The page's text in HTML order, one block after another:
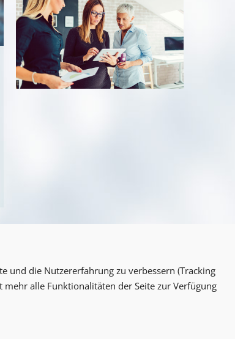
und die Nutzererfahrung zu verbessern (Tracking
mehr alle Funktionalitäten der Seite zur Verfügung